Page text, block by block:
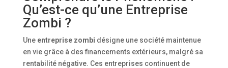
Qu’est-ce qu’une Entreprise
Zombi ?
Une entreprise zombi désigne une société maintenue
en vie grâce à des financements extérieurs, malgré sa
rentabilité négative. Ces entreprises continuent de